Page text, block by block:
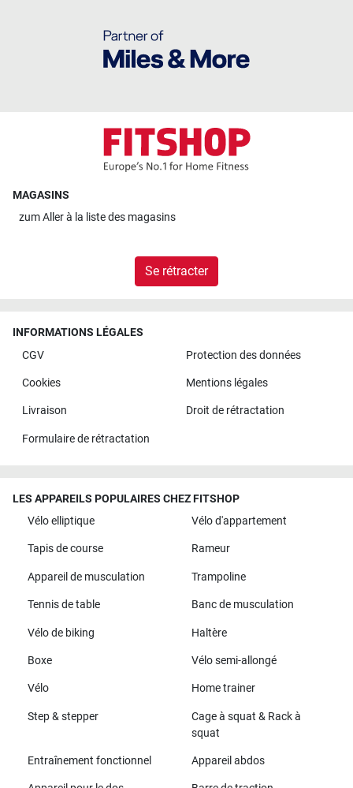
MAGASINS
zumAller à la liste des magasins
Se rétracter
INFORMATIONS LÉGALES
CGV
Protection des données
Cookies Mentions légales
Livraison Droit de rétractation
Formulaire de rétractation
LES APPAREILS POPULAIRES CHEZ FITSHOP
Vélo elliptique
Vélo d'appartement
Tapis de course Rameur
Appareil de musculation Trampoline
Tennis de table Banc de musculation
Vélo de biking Haltère
Boxe Vélo semi-allongé
Vélo Home trainer
Step & stepper
Cage à squat & Rack à
squat
Entraînement fonctionnel Appareil abdos